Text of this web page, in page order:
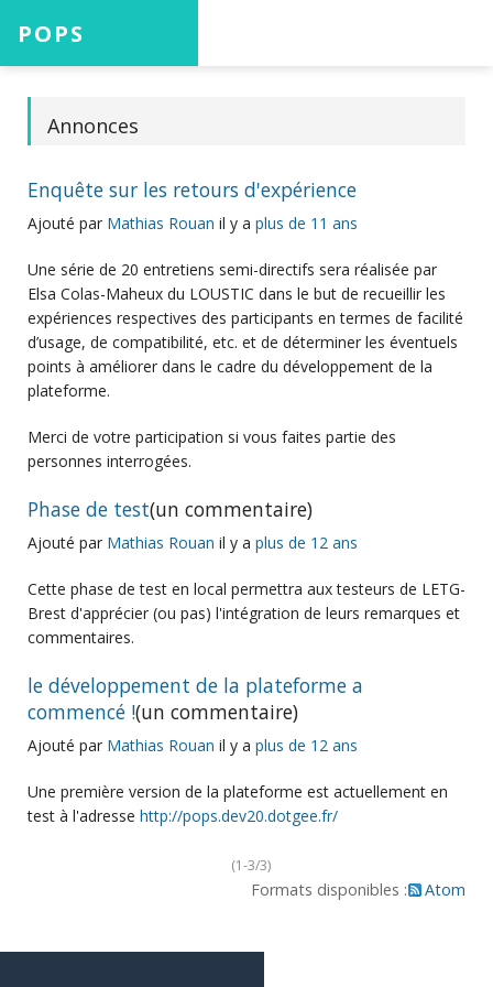
POPS
Projets
Aide
Annonces
Enquête sur les retours d'expérience
Ajouté par Mathias Rouan il y a plus de 11 ans
Une série de 20 entretiens semi-directifs sera réalisée par
Elsa Colas-Maheux du LOUSTIC dans le but de recueillir les
expériences respectives des participants en termes de facilité
d’usage, de compatibilité, etc. et de déterminer les éventuels
points à améliorer dans le cadre du développement de la
plateforme.
Merci de votre participation si vous faites partie des
personnes interrogées.
Phase de test(un commentaire)
Ajouté par Mathias Rouan il y a plus de 12 ans
Cette phase de test en local permettra aux testeurs de LETG-
Brest d'apprécier (ou pas) l'intégration de leurs remarques et
commentaires.
le développement de la plateforme a
commencé !(un commentaire)
Ajouté par Mathias Rouan il y a plus de 12 ans
Une première version de la plateforme est actuellement en
test à l'adresse http://pops.dev20.dotgee.fr/
(1-3/3)
Formats disponibles : Atom